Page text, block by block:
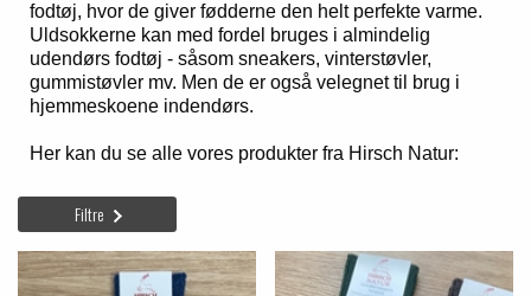
fodtøj, hvor de giver fødderne den helt perfekte varme.
Uldsokkerne kan med fordel bruges i almindelig
udendørs fodtøj - såsom sneakers, vinterstøvler,
gummistøvler mv. Men de er også velegnet til brug i
hjemmeskoene indendørs.
Her kan du se alle vores produkter fra Hirsch Natur:
Filtre